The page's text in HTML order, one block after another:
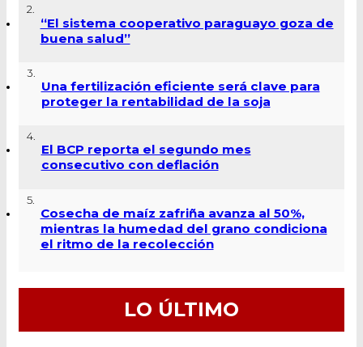
2.
“El sistema cooperativo paraguayo goza de
buena salud”
3.
Una fertilización eficiente será clave para
proteger la rentabilidad de la soja
4.
El BCP reporta el segundo mes
consecutivo con deflación
5.
Cosecha de maíz zafriña avanza al 50%,
mientras la humedad del grano condiciona
el ritmo de la recolección
LO ÚLTIMO